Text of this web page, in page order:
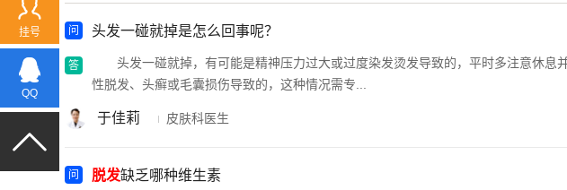
头发一碰就掉是怎么回事呢？
头发一碰就掉，有可能是精神压力过大或过度染发烫发导致的，平时多注意休息
性脱发、头癣或毛囊损伤导致的，这种情况需专...
于佳莉 皮肤科医生
脱发缺乏哪种维生素
挂号
QQ